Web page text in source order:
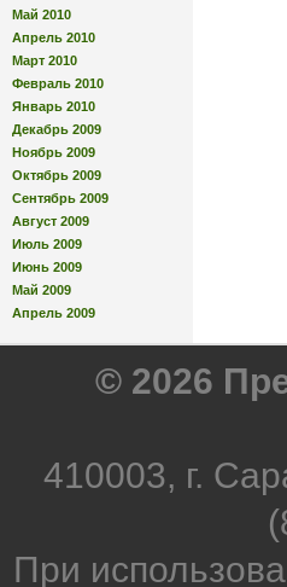
Май 2010
Апрель 2010
Март 2010
Февраль 2010
Январь 2010
Декабрь 2009
Ноябрь 2009
Октябрь 2009
Сентябрь 2009
Август 2009
Июль 2009
Июнь 2009
Май 2009
Апрель 2009
© 2026
410003, г.
При